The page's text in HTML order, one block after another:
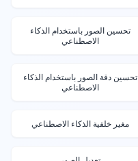
تحسين الصور باستخدام الذكاء
الاصطناعي
تحسين دقة الصور باستخدام الذكاء
الاصطناعي
مغير خلفية الذكاء الاصطناعي